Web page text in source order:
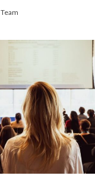
Team